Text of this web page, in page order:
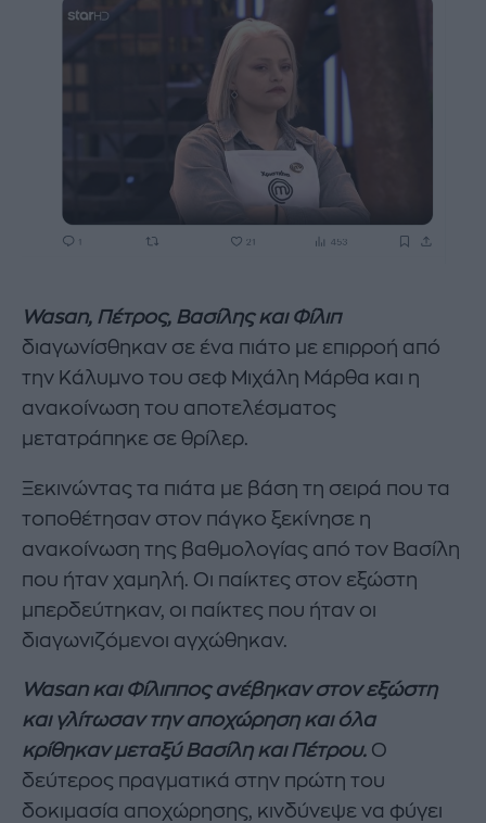
Wasan, Πέτρος, Βασίλης και Φίλιπ
διαγωνίσθηκαν σε ένα πιάτο με επιρροή από
την Κάλυμνο του σεφ Μιχάλη Μάρθα και η
ανακοίνωση του αποτελέσματος
μετατράπηκε σε θρίλερ.
Ξεκινώντας τα πιάτα με βάση τη σειρά που τα
τοποθέτησαν στον πάγκο ξεκίνησε η
ανακοίνωση της βαθμολογίας από τον Βασίλη
που ήταν χαμηλή. Οι παίκτες στον εξώστη
μπερδεύτηκαν, οι παίκτες που ήταν οι
διαγωνιζόμενοι αγχώθηκαν.
Wasan και Φίλιππος ανέβηκαν στον εξώστη
και γλίτωσαν την αποχώρηση και όλα
κρίθηκαν μεταξύ Βασίλη και Πέτρου. Ο
δεύτερος πραγματικά στην πρώτη του
δοκιμασία αποχώρησης, κινδύνεψε να φύγει